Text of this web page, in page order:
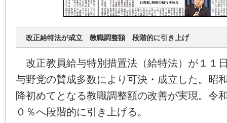
改正給特法が成立 教職調整額 段階的に引き上げ
改正教員給与特別措置法（給特法）が１１
与野党の賛成多数により可決・成立した。昭
降初めてとなる教職調整額の改善が実現。令
０％へ段階的に引き上げる。